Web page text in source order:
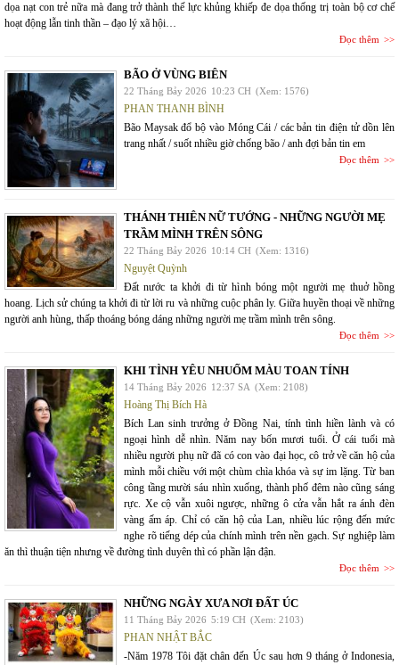
dọa nạt con trẻ nữa mà đang trở thành thế lực khủng khiếp đe dọa thống trị toàn bộ cơ chế
hoạt động lẫn tinh thần – đạo lý xã hội…
Đọc thêm
BÃO Ở VÙNG BIÊN
22 Tháng Bảy 2026 10:23 CH (Xem: 1576)
PHAN THANH BÌNH
Bão Maysak đổ bộ vào Móng Cái / các bản tin điện tử dồn lên
trang nhất / suốt nhiều giờ chống bão / anh đợi bản tin em
Đọc thêm
THÁNH THIÊN NỮ TƯỚNG - NHỮNG NGƯỜI MẸ
TRẦM MÌNH TRÊN SÔNG
22 Tháng Bảy 2026 10:14 CH (Xem: 1316)
Nguyệt Quỳnh
Đất nước ta khởi đi từ hình bóng một người mẹ thuở hồng
hoang. Lịch sử chúng ta khởi đi từ lời ru và những cuộc phân ly. Giữa huyền thoại về những
người anh hùng, thấp thoáng bóng dáng những người mẹ trầm mình trên sông.
Đọc thêm
KHI TÌNH YÊU NHUỐM MÀU TOAN TÍNH
14 Tháng Bảy 2026 12:37 SA (Xem: 2108)
Hoàng Thị Bích Hà
Bích Lan sinh trưởng ở Đồng Nai, tính tình hiền lành và có
ngoại hình dễ nhìn. Năm nay bốn mươi tuổi. Ở cái tuổi mà
nhiều người phụ nữ đã có con vào đại học, cô trở về căn hộ của
mình mỗi chiều với một chùm chìa khóa và sự im lặng. Từ ban
công tầng mười sáu nhìn xuống, thành phố đêm nào cũng sáng
rực. Xe cộ vẫn xuôi ngược, những ô cửa vẫn hắt ra ánh đèn
vàng ấm áp. Chỉ có căn hộ của Lan, nhiều lúc rộng đến mức
nghe rõ tiếng dép của chính mình trên nền gạch. Sự nghiệp làm
ăn thì thuận tiện nhưng về đường tình duyên thì có phần lận đận.
Đọc thêm
NHỮNG NGÀY XƯA NƠI ĐẤT ÚC
11 Tháng Bảy 2026 5:19 CH (Xem: 2103)
PHAN NHẬT BẮC
-Năm 1978 Tôi đặt chân đến Úc sau hơn 9 tháng ở Indonesia,